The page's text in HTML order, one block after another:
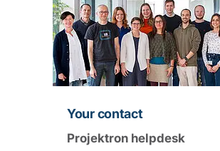
Your contact
Projektron helpdesk